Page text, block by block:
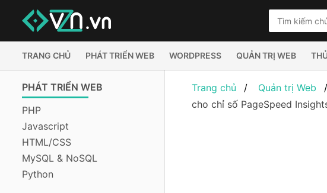
TRANG CHỦ PHÁT TRIỂN WEB WORDPRESS QUẢN TRỊ WEB
PHÁT TRIỂN WEB
PHP
Javascript
HTML/CSS
MySQL & NoSQL
Python
Trang chủ Quản trị Web
cho chỉ số PageSpeed